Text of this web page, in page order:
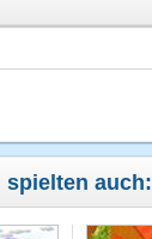
spielten auch: